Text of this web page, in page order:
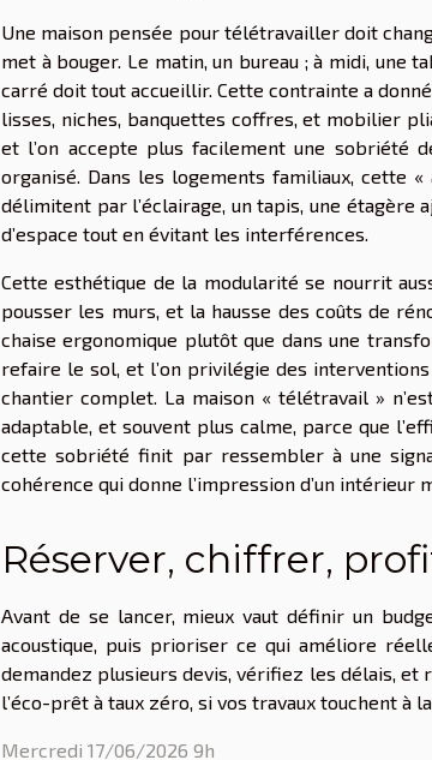
Une maison pensée pour télétravailler doit
met à bouger. Le matin, un bureau ; à midi, une
carré doit tout accueillir. Cette contrainte a
lisses, niches, banquettes coffres, et mobilier
et l’on accepte plus facilement une sobriété
organisé. Dans les logements familiaux, cette
délimitent par l’éclairage, un tapis, une étagère
d’espace tout en évitant les interférences.
Cette esthétique de la modularité se nourrit
pousser les murs, et la hausse des coûts de
chaise ergonomique plutôt que dans une
refaire le sol, et l’on privilégie des
chantier complet. La maison « télétravail »
adaptable, et souvent plus calme, parce que
cette sobriété finit par ressembler à une
cohérence qui donne l’impression d’un intérieur
Réserver, chiffrer,
Avant de se lancer, mieux vaut définir un
acoustique, puis prioriser ce qui améliore
demandez plusieurs devis, vérifiez les délais, et
l’éco-prêt à taux zéro, si vos travaux touchent à
Mercredi 17/06/2026 9h